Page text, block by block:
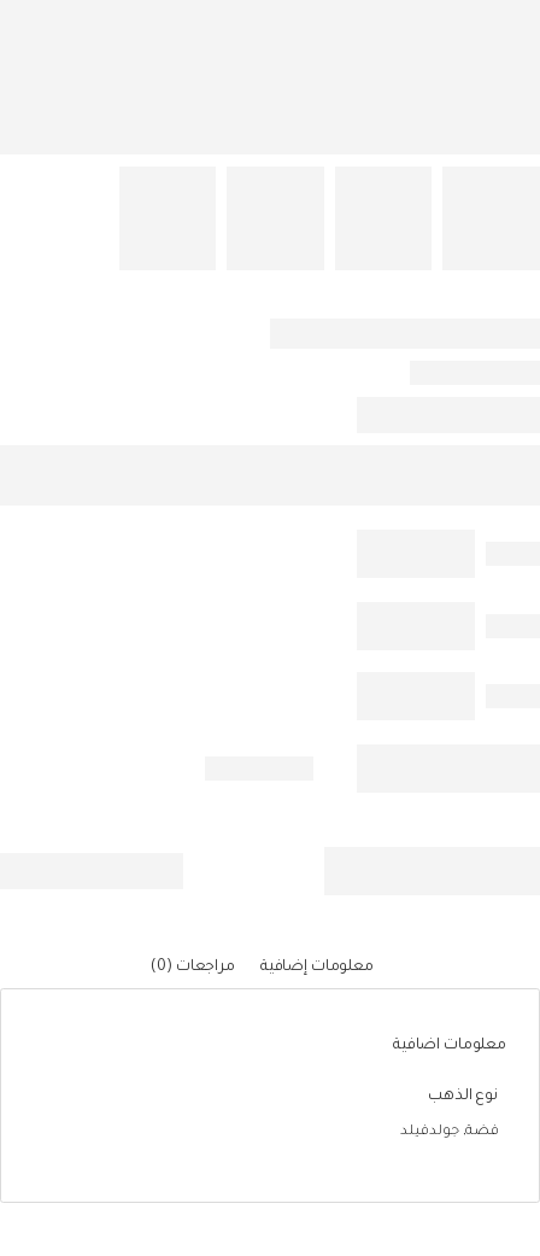
معلومات إضافية مراجعات (0)
معلومات اضافية
نوع الذهب
فضة, جولدفيلد